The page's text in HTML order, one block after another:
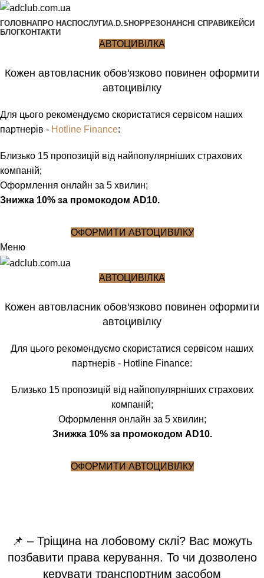
ГОЛОВНАПРО НАСПОСЛУГИA.D.SHOPРЕЗОНАНСНІ СПРАВИ КЕЙСИ
БЛОГКОНТАКТИ
АВТОЦИВІЛКА
Кожен автовласник обов'язково повинен оформити
автоцивілку
Для цього рекомендуємо скористатися сервісом наших
партнерів - Hotline Finance:
Близько 15 пропозицій від найпопулярніших страхових
компаній;
Оформлення онлайн за 5 хвилин;
Знижка 10% за промокодом AD10.
ОФОРМИТИ АВТОЦИВІЛКУ
Меню
АВТОЦИВІЛКА
Кожен автовласник обов'язково повинен оформити
автоцивілку
Для цього рекомендуємо скористатися сервісом наших
партнерів - Hotline Finance:
Близько 15 пропозицій від найпопулярніших страхових
компаній;
Оформлення онлайн за 5 хвилин;
Знижка 10% за промокодом AD10.
ОФОРМИТИ АВТОЦИВІЛКУ
📌 – Тріщина на лобовому склі? Вас можуть
позбавити права керування. То чи дозволено
керувати транспортним засобом